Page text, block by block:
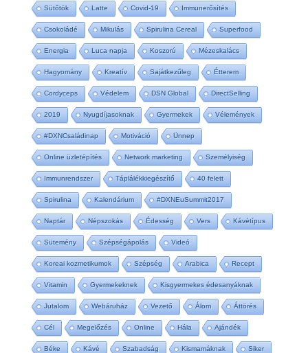
Sütőtök Latte Covid-19 Immunerősítés
Csokoládé Mikulás Spirulina Cereal Superfood
Energia Luca napja Koszorú Mézeskalács
Hagyomány Kreatív Sajátkezűleg Étterem
Cordyceps Védelem DSN Global DirectSelling
2019 Nyugdíjasoknak Gyermekek Vélemények
#DXNCsaládinap Motiváció Ünnep
Online üzletépítés Network marketing Személyiség
Immunrendszer Táplálékkiegészítő 40 felett
Spirulina Kalendárium #DXNEuSummit2017
Naptár Népszokás Édesség Vers Kávétípus
Sütemény Szépségápolás Videó
Koreai kozmetikumok Szépség Arabica Recept
Vitamin Gyermekeknek Kisgyermekes édesanyáknak
Jutalom Webáruház Vezető Álom Áttörés
Cél Megelőzés Online Hála Ajándék
Béke Kávé Szabadság Kismamáknak Siker